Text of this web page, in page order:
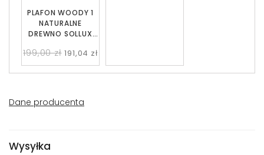
PLAFON WOODY 1
NATURALNE
DREWNO SOLLUX
199,00 zł 191,04 zł
Dane producenta
Wysyłka